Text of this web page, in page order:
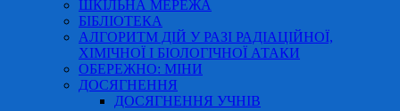
ШКІЛЬНА МЕРЕЖА
БІБЛІОТЕКА
АЛГОРИТМ ДІЙ У РАЗІ РАДІАЦІЙНОЇ,
ХІМІЧНОЇ І БІОЛОГІЧНОЇ АТАКИ
ОБЕРЕЖНО: МІНИ
ДОСЯГНЕННЯ
ДОСЯГНЕННЯ УЧНІВ